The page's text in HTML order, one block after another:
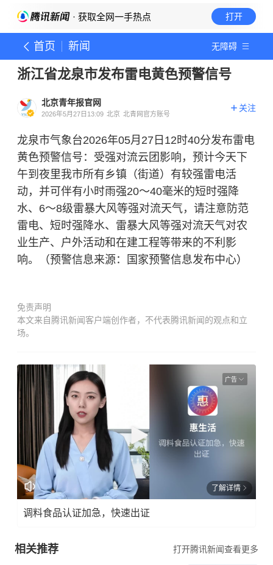
· 获取全网一手热点 打开
首页 新闻 无障碍
浙江省龙泉市发布雷电黄色预警信号
北京青年报官网
2026年5月27日13:09 北京 北青网官方账号
关注
龙泉市气象台2026年05月27日12时40分发布雷电
黄色预警信号：受强对流云团影响，预计今天下
午到夜里我市所有乡镇（街道）有较强雷电活
动，并可伴有小时雨强20～40毫米的短时强降
水、6～8级雷暴大风等强对流天气，请注意防范
雷电、短时强降水、雷暴大风等强对流天气对农
业生产、户外活动和在建工程等带来的不利影
响。（预警信息来源：国家预警信息发布中心）
免责声明
本文来自腾讯新闻客户端创作者，不代表腾讯新闻的观点和立
场。
广告
了解详情
调料食品认证加急，快速出证
相关推荐 打开腾讯新闻查看更多